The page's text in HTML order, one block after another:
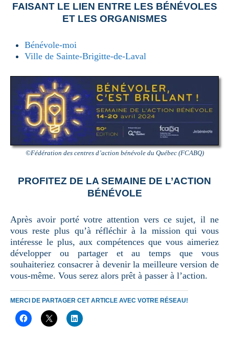
FAISANT LE LIEN ENTRE LES BÉNÉVOLES
ET LES ORGANISMES
Bénévole-moi
Ville de Sainte-Brigitte-de-Laval
©Fédération des centres d’action bénévole du Québec (FCABQ)
PROFITEZ DE LA SEMAINE DE L’ACTION
BÉNÉVOLE
Après avoir porté votre attention vers ce sujet, il ne
vous reste plus qu’à réfléchir à la mission qui vous
intéresse le plus, aux compétences que vous aimeriez
développer ou partager et au temps que vous
souhaiteriez consacrer à devenir la meilleure version de
vous-même. Vous serez alors prêt à passer à l’action.
MERCI DE PARTAGER CET ARTICLE AVEC VOTRE RÉSEAU!